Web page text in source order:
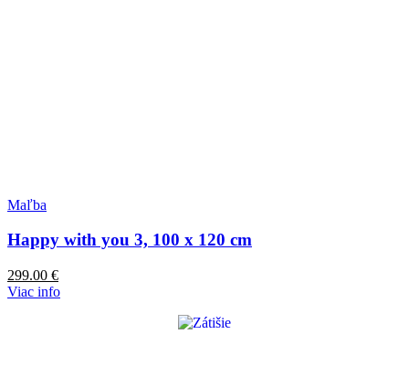
Maľba
Happy with you 3, 100 x 120 cm
299.00 €
Viac info